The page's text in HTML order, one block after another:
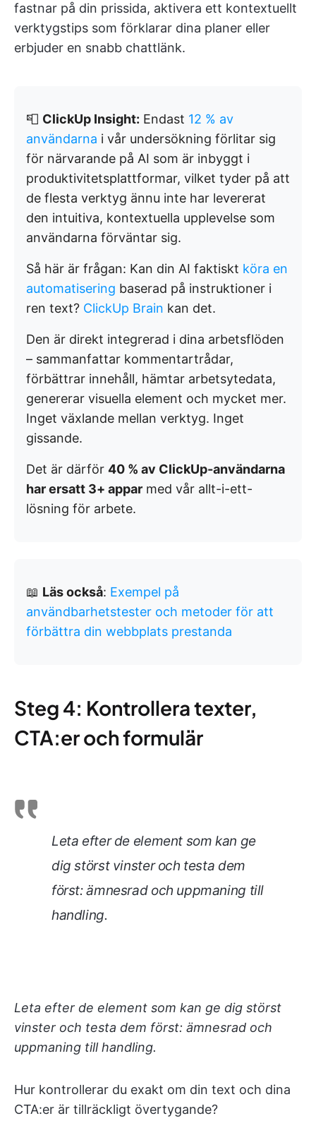
fastnar på din prissida, aktivera ett kontextuellt
verktygstips som förklarar dina planer eller
erbjuder en snabb chattlänk.
📮 ClickUp Insight: Endast 12 % av
användarna i vår undersökning förlitar sig
för närvarande på AI som är inbyggt i
produktivitetsplattformar, vilket tyder på att
de flesta verktyg ännu inte har levererat
den intuitiva, kontextuella upplevelse som
användarna förväntar sig.
Så här är frågan: Kan din AI faktiskt köra en
automatisering baserad på instruktioner i
ren text? ClickUp Brain kan det.
Den är direkt integrerad i dina arbetsflöden
– sammanfattar kommentartrådar,
förbättrar innehåll, hämtar arbetsytedata,
genererar visuella element och mycket mer.
Inget växlande mellan verktyg. Inget
gissande.
Det är därför 40 % av ClickUp-användarna
har ersatt 3+ appar med vår allt-i-ett-
lösning för arbete.
📖 Läs också: Exempel på
användbarhetstester och metoder för att
förbättra din webbplats prestanda
Steg 4: Kontrollera texter,
CTA:er och formulär
Leta efter de element som kan ge
dig störst vinster och testa dem
först: ämnesrad och uppmaning till
handling.
Leta efter de element som kan ge dig störst
vinster och testa dem först: ämnesrad och
uppmaning till handling.
Hur kontrollerar du exakt om din text och dina
CTA:er är tillräckligt övertygande?